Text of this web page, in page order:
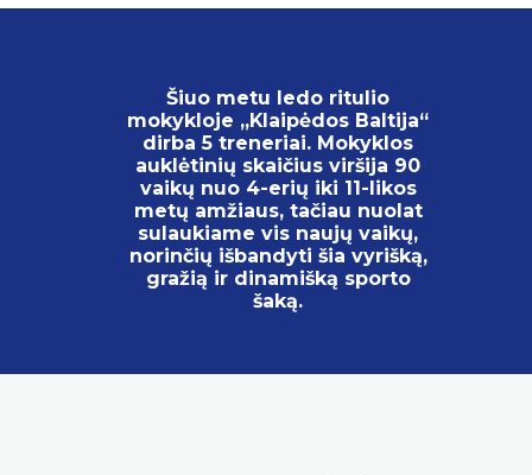
Šiuo metu ledo ritulio
mokykloje „Klaipėdos Baltija“
dirba 5 treneriai. Mokyklos
auklėtinių skaičius viršija 90
vaikų nuo 4-erių iki 11-likos
metų amžiaus, tačiau nuolat
sulaukiame vis naujų vaikų,
norinčių išbandyti šia vyrišką,
gražią ir dinamišką sporto
šaką.